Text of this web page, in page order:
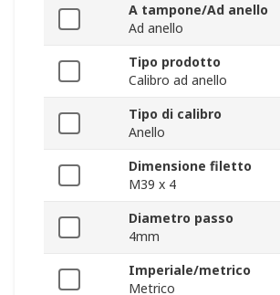
A tampone/Ad anello
Ad anello
Tipo prodotto
Calibro ad anello
Tipo di calibro
Anello
Dimensione filetto
M39 x 4
Diametro passo
4mm
Imperiale/metrico
Metrico